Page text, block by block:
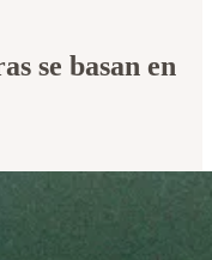
se basan en